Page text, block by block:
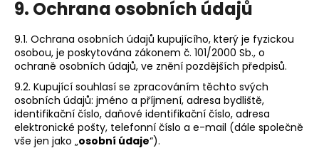
9. Ochrana osobních údajů
9.1. Ochrana osobních údajů kupujícího, který je fyzickou
osobou, je poskytována zákonem č. 101/2000 Sb., o
ochraně osobních údajů, ve znění pozdějších předpisů.
9.2. Kupující souhlasí se zpracováním těchto svých
osobních údajů: jméno a příjmení, adresa bydliště,
identifikační číslo, daňové identifikační číslo, adresa
elektronické pošty, telefonní číslo a e-mail (dále společně
vše jen jako „osobní údaje“).